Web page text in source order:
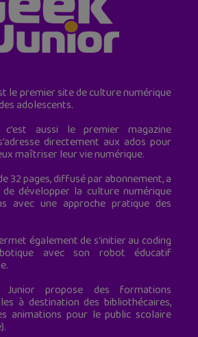
le premier site de culture numérique
adolescents.
c’est aussi le premier magazine
directement aux ados pour
maîtriser leur vie numérique.
32 pages, diffusé par abonnement, a
développer la culture numérique
avec une approche pratique des
également de s'initier au coding
avec son robot éducatif
Junior propose des formations
à destination des bibliothécaires,
animations pour le public scolaire